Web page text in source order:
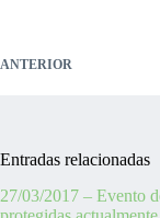
ANTERIOR
Entradas relacionadas
27/03/2017 – Evento